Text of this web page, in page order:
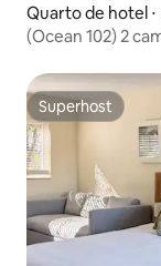
Quarto de hotel ⋅
(Ocean 102) 2
Superhost
Superhost